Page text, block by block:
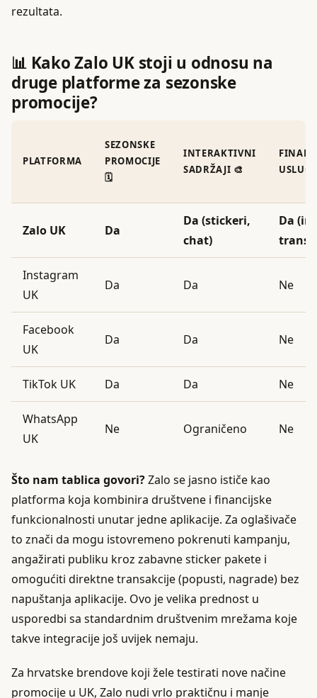
rezultata.
📊 Kako Zalo UK stoji u odnosu na
druge platforme za sezonske
promocije?
PLATFORMA
SEZONSKE
PROMOCIJE
🗓️
INTERAKTIVNI
SADRŽAJI 🎨
Zalo UK Da
Da (stickeri,
chat)
Da
Instagram
UK
Da Da Ne
Facebook
UK
Da Da Ne
TikTok UK Da Da Ne
WhatsApp
UK
Ne Ograničeno Ne
Što nam tablica govori?Zalo se jasno ističe kao
platforma koja kombinira društvene i financijske
funkcionalnosti unutar jedne aplikacije. Za oglašivače
to znači da mogu istovremeno pokrenuti kampanju,
angažirati publiku kroz zabavne sticker pakete i
omogućiti direktne transakcije (popusti, nagrade) bez
napuštanja aplikacije. Ovo je velika prednost u
usporedbi sa standardnim društvenim mrežama koje
takve integracije još uvijek nemaju.
Za hrvatske brendove koji žele testirati nove načine
promocije u UK, Zalo nudi vrlo praktičnu i manje